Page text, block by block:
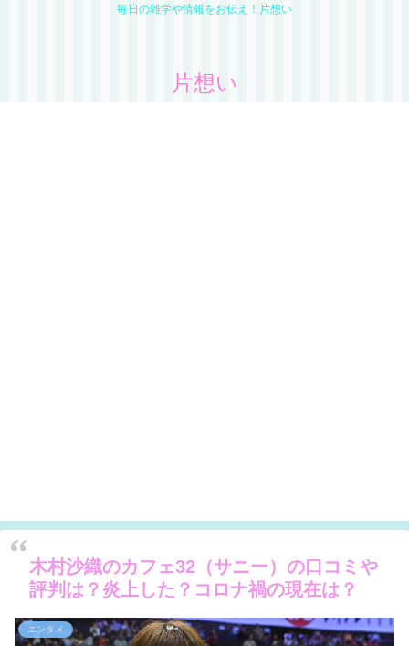
毎日の雑学や情報をお伝え！片想い
片想い
木村沙織のカフェ32（サニー）の口コミや
評判は？炎上した？コロナ禍の現在は？
エンタメ